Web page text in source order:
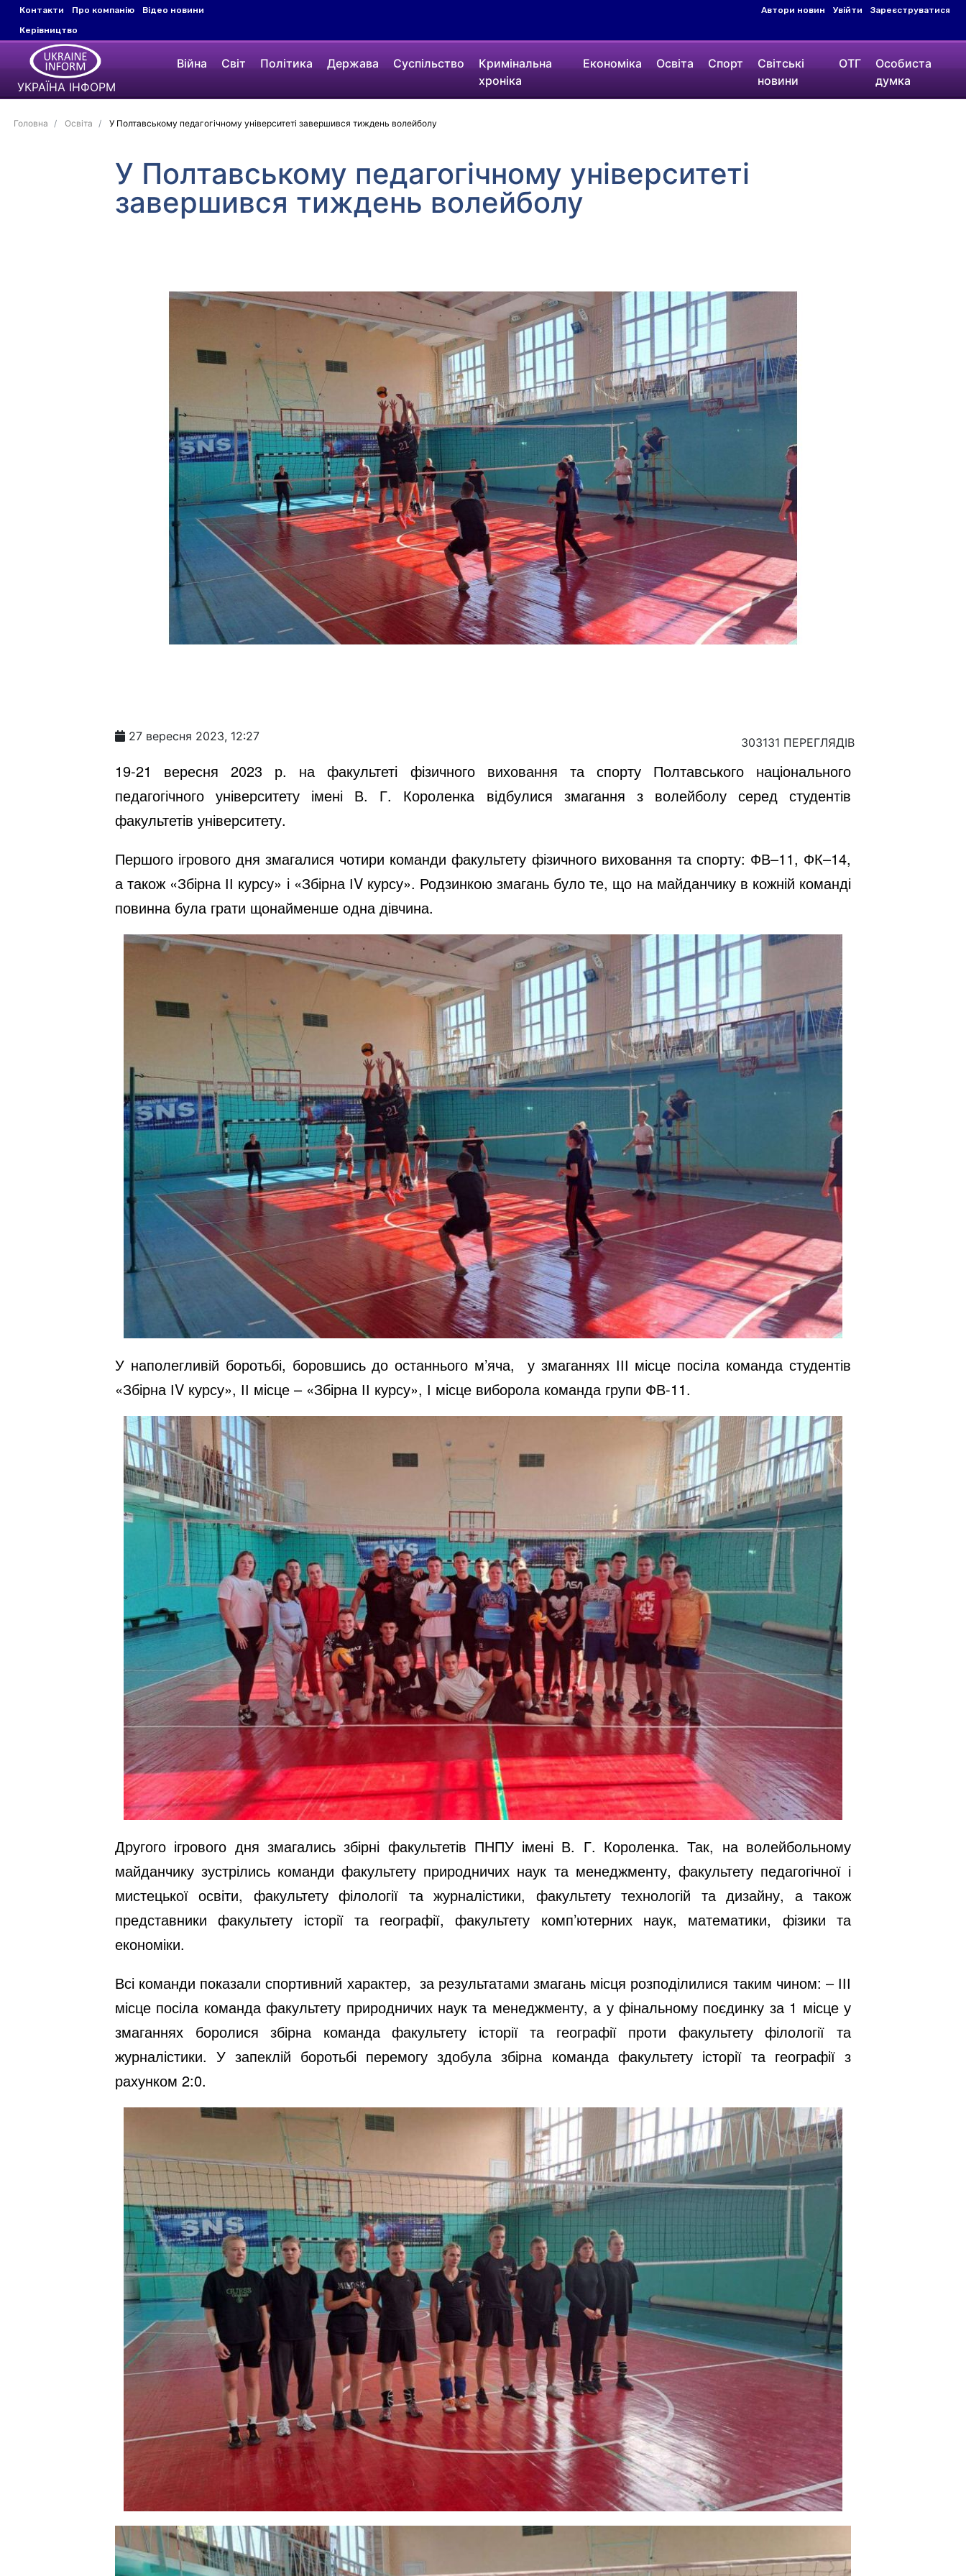
Контакти Про компанію
Відео новини
Керівництво
Автори новин Увійти Зареєструватися
УКРАЇНА ІНФОРМ
Війна Світ Політика Держава Суспільство
Кримінальна
хроніка
Економіка Освіта Спорт
Світські
новини
ОТГ
Особиста
думка
Головна Освіта У Полтавському педагогічному університеті завершився тиждень волейболу
У Полтавському педагогічному університеті
завершився тиждень волейболу
27 вересня 2023, 12:27 303131 ПЕРЕГЛЯДІВ
19-21 вересня 2023 р. на факультеті фізичного виховання та спорту Полтавського національного
педагогічного університету імені В. Г. Короленка відбулися змагання з волейболу серед студентів
факультетів університету.
Першого ігрового дня змагалися чотири команди факультету фізичного виховання та спорту: ФВ–11, ФК–14,
а також «Збірна ІІ курсу» і «Збірна ІV курсу». Родзинкою змагань було те, що на майданчику в кожній команді
повинна була грати щонайменше одна дівчина.
У наполегливій боротьбі, боровшись до останнього м’яча, у змаганнях ІІІ місце посіла команда студентів
«Збірна ІV курсу», ІІ місце – «Збірна ІІ курсу», І місце виборола команда групи ФВ-11.
Другого ігрового дня змагались збірні факультетів ПНПУ імені В. Г. Короленка. Так, на волейбольному
майданчику зустрілись команди факультету природничих наук та менеджменту, факультету педагогічної і
мистецької освіти, факультету філології та журналістики, факультету технологій та дизайну, а також
представники факультету історії та географії, факультету комп’ютерних наук, математики, фізики та
економіки.
Всі команди показали спортивний характер, за результатами змагань місця розподілилися таким чином: – ІІІ
місце посіла команда факультету природничих наук та менеджменту, а у фінальному поєдинку за 1 місце у
змаганнях боролися збірна команда факультету історії та географії проти факультету філології та
журналістики. У запеклій боротьбі перемогу здобула збірна команда факультету історії та географії з
рахунком 2:0.